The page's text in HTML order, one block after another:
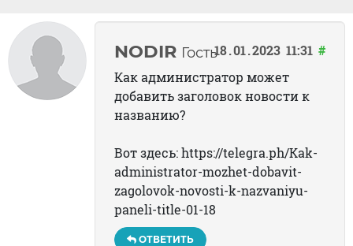
NODIR Гость18 01 2023 11:31 #
Как администратор может
добавить заголовок новости к
названию?
Вот здесь: https://telegra.ph/Kak-
administrator-mozhet-dobavit-
zagolovok-novosti-k-nazvaniyu-
paneli-title-01-18
ОТВЕТИТЬ